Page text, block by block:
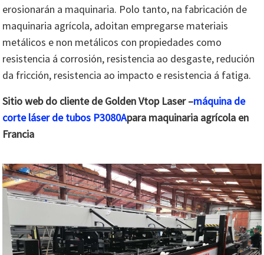
erosionarán a maquinaria. Polo tanto, na fabricación de
maquinaria agrícola, adoitan empregarse materiais
metálicos e non metálicos con propiedades como
resistencia á corrosión, resistencia ao desgaste, redución
da fricción, resistencia ao impacto e resistencia á fatiga.
Sitio web do cliente de Golden Vtop Laser –máquina de
corte láser de tubos P3080Apara maquinaria agrícola en
Francia